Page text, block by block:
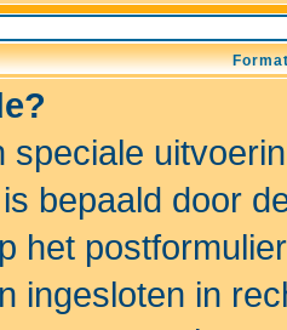
speciale
bepaald door
het
ingesloten in